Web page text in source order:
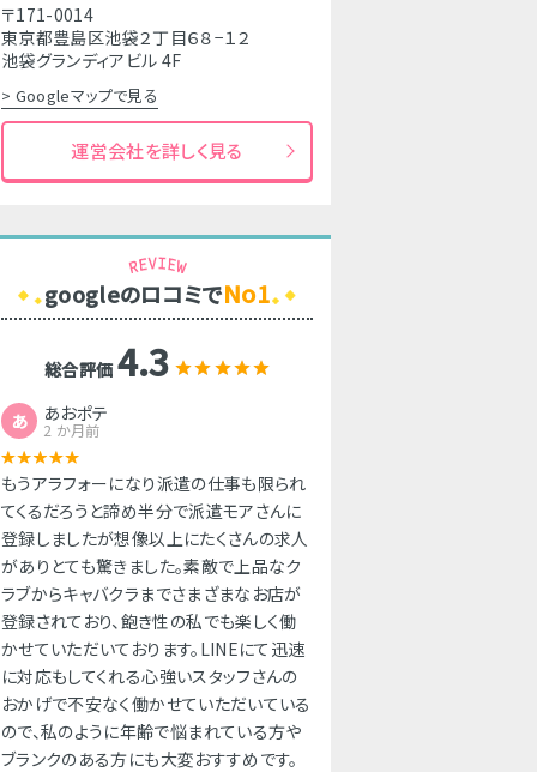
〒171-0014
東京都豊島区池袋２丁目６８−１２
池袋グランディアビル 4F
> Googleマップで見る
運営会社を詳しく見る
googleのロコミでNo1
総合評価4.3
あ あおポテ
2 か月前
もうアラフォーになり派遣の仕事も限られ
てくるだろうと諦め半分で派遣モアさんに
登録しましたが想像以上にたくさんの求人
がありとても驚きました。素敵で上品なク
ラブからキャバクラまでさまざまなお店が
登録されており、飽き性の私でも楽しく働
かせていただいております。LINEにて迅速
に対応もしてくれる心強いスタッフさんの
おかげで不安なく働かせていただいている
ので、私のように年齢で悩まれている方や
ブランクのある方にも大変おすすめです。